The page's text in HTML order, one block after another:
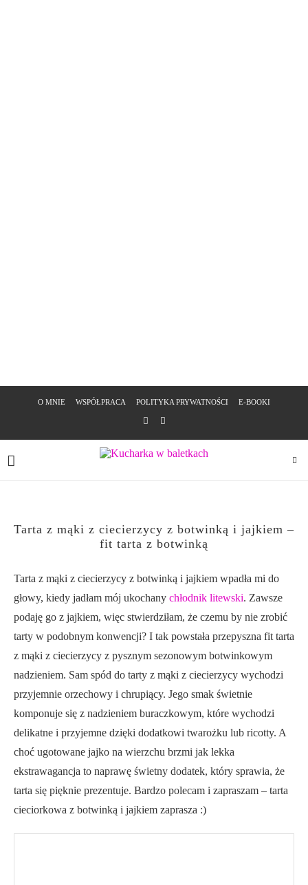
O MNIE WSPÓŁPRACA POLITYKA PRYWATNOŚCI E-BOOKI
Tarta z mąki z ciecierzycy z botwinką i jajkiem –
fit tarta z botwinką
Tarta z mąki z ciecierzycy z botwinką i jajkiem wpadła mi do
głowy, kiedy jadłam mój ukochany chłodnik litewski. Zawsze
podaję go z jajkiem, więc stwierdziłam, że czemu by nie zrobić
tarty w podobnym konwencji? I tak powstała przepyszna fit tarta
z mąki z ciecierzycy z pysznym sezonowym botwinkowym
nadzieniem. Sam spód do tarty z mąki z ciecierzycy wychodzi
przyjemnie orzechowy i chrupiący. Jego smak świetnie
komponuje się z nadzieniem buraczkowym, które wychodzi
delikatne i przyjemne dzięki dodatkowi twarożku lub ricotty. A
choć ugotowane jajko na wierzchu brzmi jak lekka
ekstrawagancja to naprawę świetny dodatek, który sprawia, że
tarta się pięknie prezentuje. Bardzo polecam i zapraszam – tarta
cieciorkowa z botwinką i jajkiem zaprasza :)